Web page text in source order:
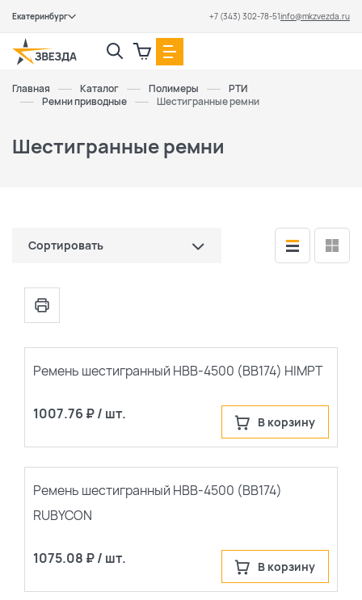
Екатеринбург +7 (343) 302-78-51info@mkzvezda.ru
Главная Каталог Полимеры
РТИ
Ремни приводные
Шестигранные ремни
Шестигранные ремни
Сортировать
по цене (сначала дешевые)
по цене (сначала дорогие)
популярные
сначала новые
Ремень шестигранный НВВ-4500 (BB174) HIMPT
1007.76 ₽ / шт. В корзину
Ремень шестигранный НВВ-4500 (BB174)
RUBYCON
1075.08 ₽ / шт. В корзину